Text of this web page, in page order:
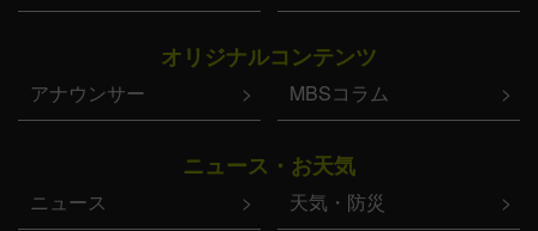
オリジナルコンテンツ
アナウンサー MBSコラム
ニュース・お天気
ニュース 天気・防災